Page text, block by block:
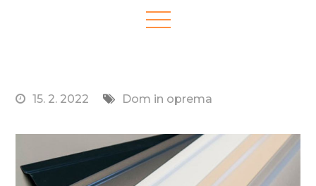
15. 2. 2022 Dom in oprema